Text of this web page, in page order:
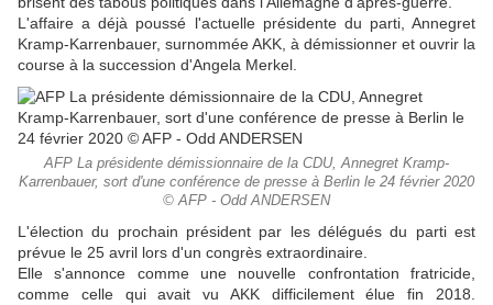
L'affaire a déjà poussé l'actuelle présidente du parti, Annegret
Kramp-Karrenbauer, surnommée AKK, à démissionner et ouvrir la
course à la succession d'Angela Merkel.
AFP La présidente démissionnaire de la CDU, Annegret Kramp-
Karrenbauer, sort d'une conférence de presse à Berlin le 24 février 2020
© AFP - Odd ANDERSEN
L'élection du prochain président par les délégués du parti est
prévue le 25 avril lors d'un congrès extraordinaire.
Elle s'annonce comme une nouvelle confrontation fratricide,
comme celle qui avait vu AKK difficilement élue fin 2018.